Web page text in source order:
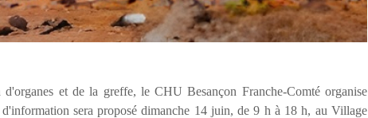
et de la greffe, le CHU Besançon Franche-Comté organise
sera proposé dimanche 14 juin, de 9 h à 18 h, au Village